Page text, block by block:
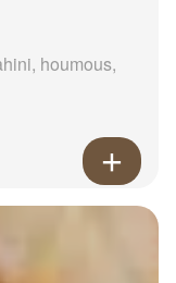
houmous,